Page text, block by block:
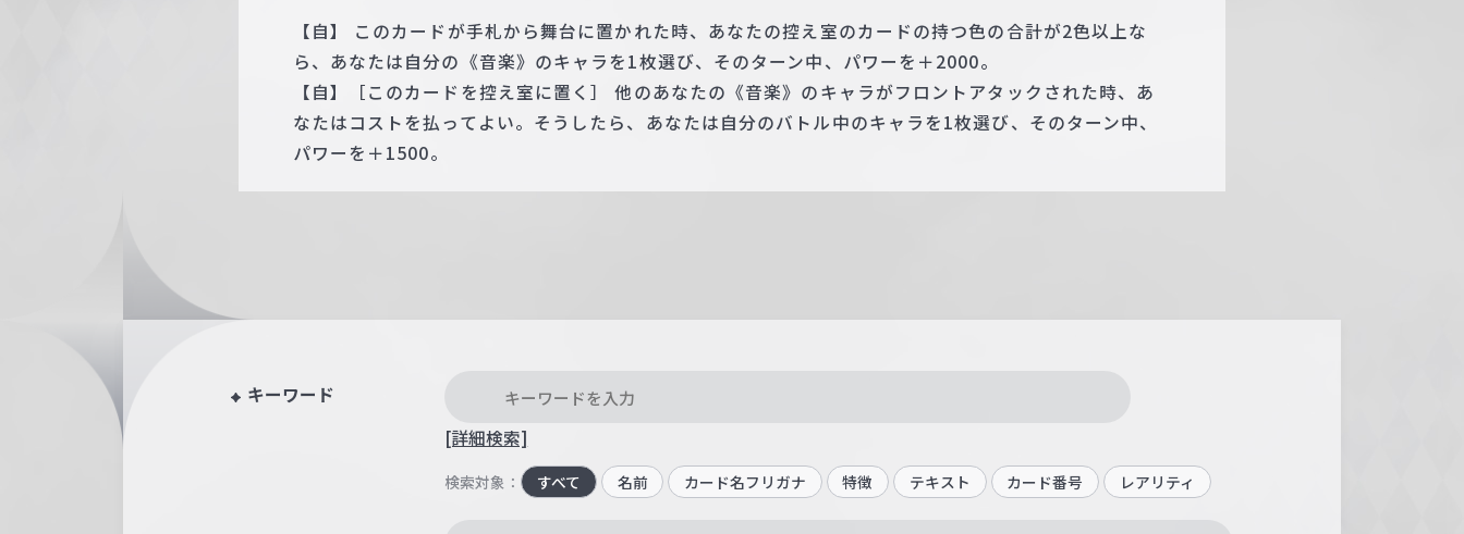
【自】 このカードが手札から舞台に置かれた時、あなたの控え室のカードの持つ色の合計が2色以上な
ら、あなたは自分の《音楽》のキャラを1枚選び、そのターン中、パワーを＋2000。
【自】［このカードを控え室に置く］ 他のあなたの《音楽》のキャラがフロントアタックされた時、あ
なたはコストを払ってよい。そうしたら、あなたは自分のバトル中のキャラを1枚選び、そのターン中、
パワーを＋1500。
キーワード
[詳細検索]
検索対象： すべて 名前 カード名フリガナ 特徴 テキスト カード番号 レアリティ